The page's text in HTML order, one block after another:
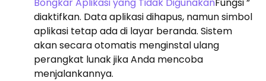
diaktifkan. Data aplikasi dihapus, namun simbol
aplikasi tetap ada di layar beranda. Sistem
akan secara otomatis menginstal ulang
perangkat lunak jika Anda mencoba
menjalankannya.